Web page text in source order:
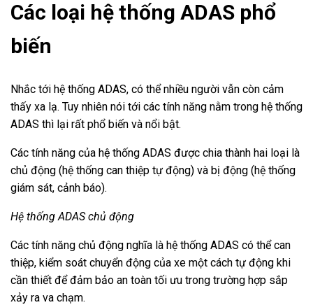
Các loại hệ thống ADAS phổ
biến
Nhắc tới hệ thống ADAS, có thể nhiều người vẫn còn cảm
thấy xa lạ. Tuy nhiên nói tới các tính năng nằm trong hệ thống
ADAS thì lại rất phổ biến và nổi bật.
Các tính năng của hệ thống ADAS được chia thành hai loại là
chủ động (hệ thống can thiệp tự động) và bị động (hệ thống
giám sát, cảnh báo).
Hệ thống ADAS chủ động
Các tính năng chủ động nghĩa là hệ thống ADAS có thể can
thiệp, kiểm soát chuyển động của xe một cách tự động khi
cần thiết để đảm bảo an toàn tối ưu trong trường hợp sắp
xảy ra va chạm.